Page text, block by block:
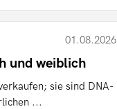
01.08.2026
und weiblich
sie sind DNA-
...